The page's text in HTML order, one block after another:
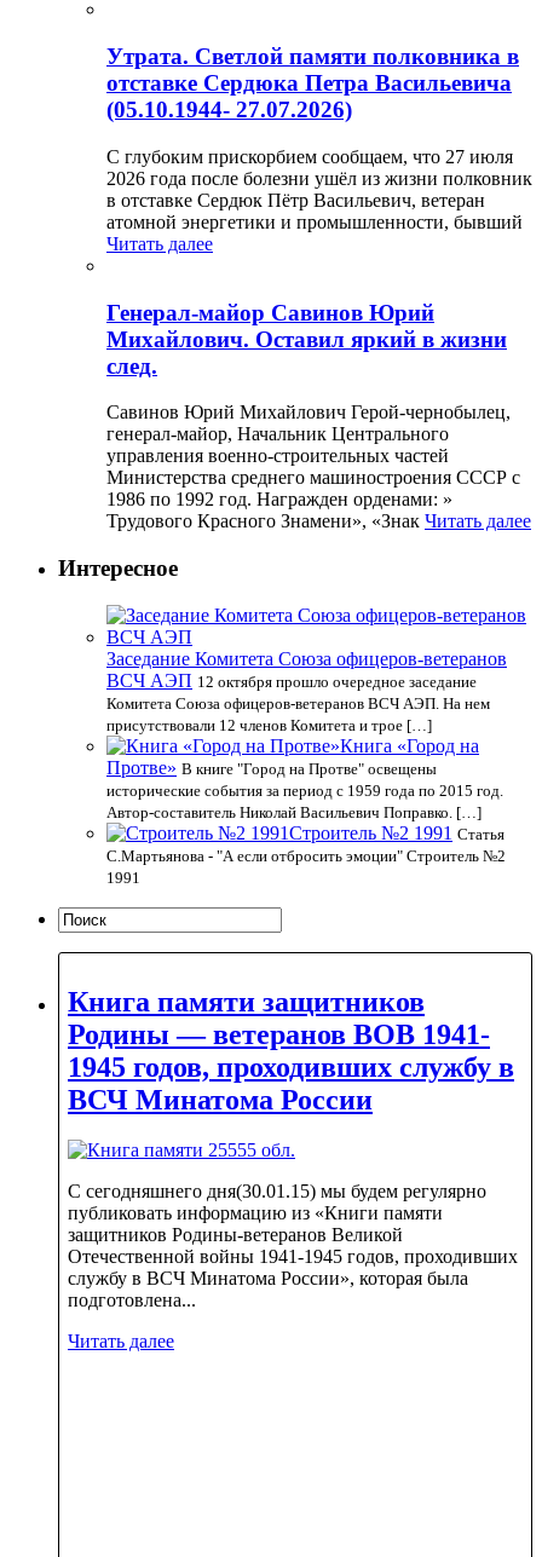
Утрата. Светлой памяти полковника в
отставке Сердюка Петра Васильевича
(05.10.1944- 27.07.2026)
С глубоким прискорбием сообщаем, что 27 июля
2026 года после болезни ушёл из жизни полковник
в отставке Сердюк Пётр Васильевич, ветеран
атомной энергетики и промышленности, бывший
Читать далее
Генерал-майор Савинов Юрий
Михайлович. Оставил яркий в жизни
след.
Савинов Юрий Михайлович Герой-чернобылец,
генерал-майор, Начальник Центрального
управления военно-строительных частей
Министерства среднего машиностроения СССР с
1986 по 1992 год. Награжден орденами: »
Трудового Красного Знамени», «Знак Читать далее
Интересное
Заседание Комитета Союза офицеров-ветеранов
ВСЧ АЭП 12 октября прошло очередное заседание
Комитета Союза офицеров-ветеранов ВСЧ АЭП. На нем
присутствовали 12 членов Комитета и трое […]
Книга «Город на
Протве» В книге "Город на Протве" освещены
исторические события за период с 1959 года по 2015 год.
Автор-составитель Николай Васильевич Поправко. […]
Строитель №2 1991 Статья
С.Мартьянова - "А если отбросить эмоции" Строитель №2
1991
Книга памяти защитников
Родины — ветеранов ВОВ 1941-
1945 годов, проходивших службу в
ВСЧ Минатома России
С сегодняшнего дня(30.01.15) мы будем регулярно
публиковать информацию из «Книги памяти
защитников Родины-ветеранов Великой
Отечественной войны 1941-1945 годов, проходивших
службу в ВСЧ Минатома России», которая была
подготовлена...
Читать далее